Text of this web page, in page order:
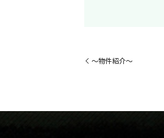
～物件紹介～